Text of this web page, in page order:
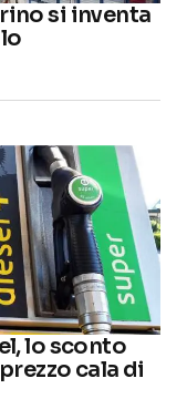
si inventa
lo sconto
cala di